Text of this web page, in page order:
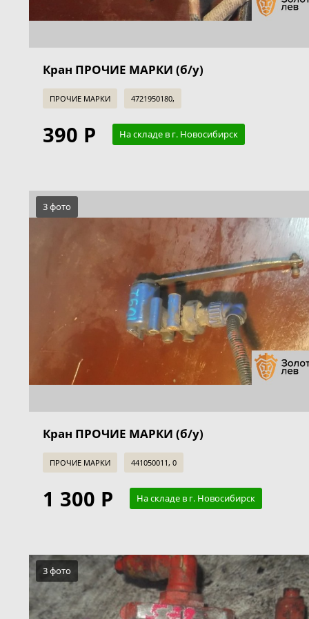
Кран ПРОЧИЕ МАРКИ (б/у)
ПРОЧИЕ МАРКИ 4721950180,
390 Р На складе в г. Новосибирск
3 фото
Кран ПРОЧИЕ МАРКИ (б/у)
ПРОЧИЕ МАРКИ 441050011, 0
1 300 Р На складе в г. Новосибирск
3 фото